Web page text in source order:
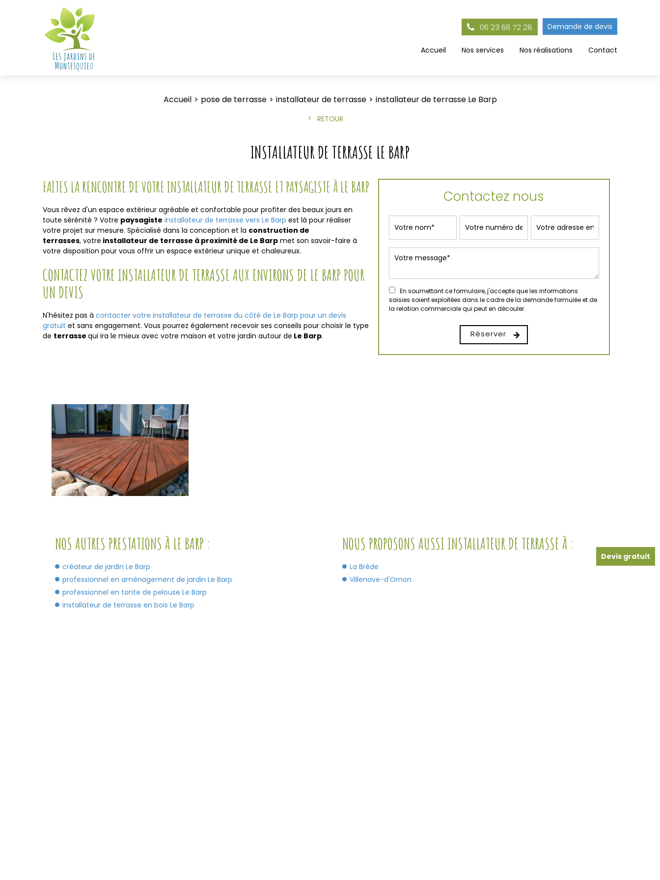
06 23 68 72 28 Demande de devis
Accueil Nos services Nos réalisations Contact
Accueil pose de terrasse installateur de terrasse installateur de terrasse Le Barp
RETOUR
INSTALLATEUR DE TERRASSE LE BARP
FAITES LA RENCONTRE DE VOTRE INSTALLATEUR DE TERRASSE ET PAYSAGISTE À LE BARP
Vous rêvez d'un espace extérieur agréable et confortable pour profiter des beaux jours en
toute sérénité ? Votre paysagiste installateur de terrasse vers Le Barp est là pour réaliser
votre projet sur mesure. Spécialisé dans la conception et la construction de
terrasses, votre installateur de terrasse à proximité de Le Barp met son savoir-faire à
votre disposition pour vous offrir un espace extérieur unique et chaleureux.
CONTACTEZ VOTRE INSTALLATEUR DE TERRASSE AUX ENVIRONS DE LE BARP POUR
UN DEVIS
N'hésitez pas à contacter votre installateur de terrasse du côté de Le Barp pour un devis
gratuit et sans engagement. Vous pourrez également recevoir ses conseils pour choisir le type
de terrasse qui ira le mieux avec votre maison et votre jardin autour de Le Barp.
Contactez nous
En soumettant ce formulaire, j'accepte que les informations
saisies soient exploitées dans le cadre de la demande formulée et de
la relation commerciale qui peut en découler.
NOS AUTRES PRESTATIONS À LE BARP :
créateur de jardin Le Barp
professionnel en aménagement de jardin Le Barp
professionnel en tonte de pelouse Le Barp
installateur de terrasse en bois Le Barp
NOUS PROPOSONS AUSSI INSTALLATEUR DE TERRASSE À :
La Brède
Villenave-d'Ornon
Devis gratuit